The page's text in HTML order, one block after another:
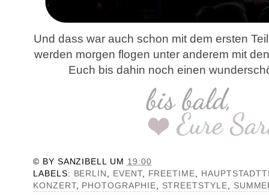
Und dass war auch schon mit dem ersten
werden morgen flogen unter anderem mit
Euch bis dahin noch einen
© BY SANZIBELL UM 19:00
LABELS: BERLIN EVENT, FREETIME
KONZERT, PHOTOGRAPHIE STREETSTYLE